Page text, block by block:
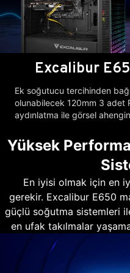
Excalibur
Ek soğutucu tercihinden
olunabilecek 120mm 3 adet
aydınlatma ile görsel
Yüksek
En iyisi olmak için en
gerekir. Excalibur E650
güçlü soğutma sistemleri
en ufak takılmalar